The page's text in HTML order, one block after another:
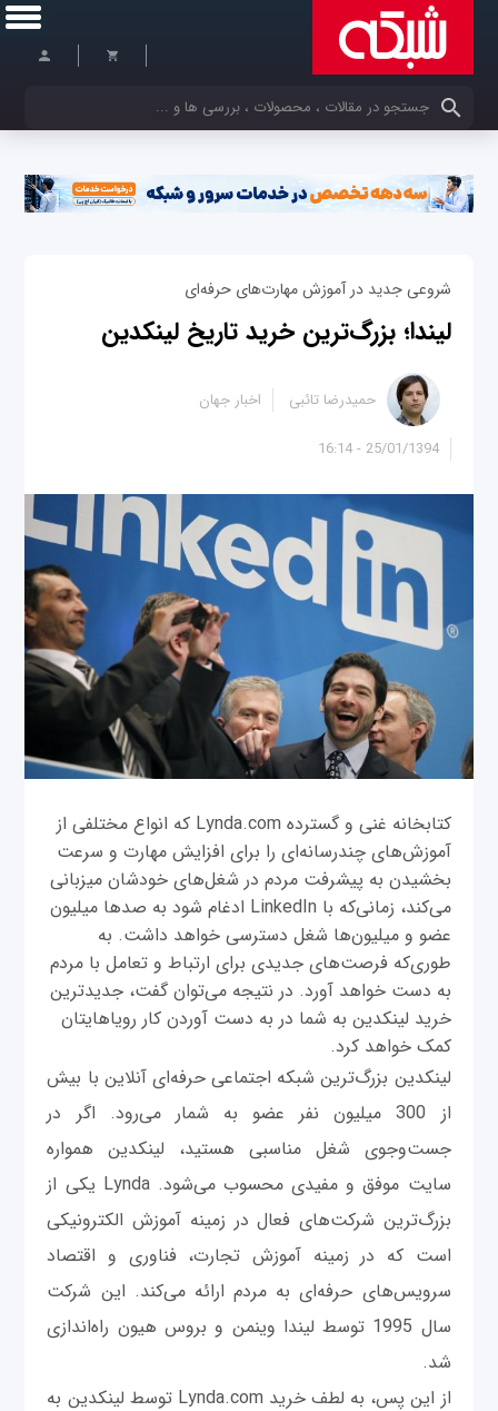
کلمات کلیدی خود را وارد کنید
شروعی جدید در آموزش مهارت‌های حرفه‌ای
لیندا؛ بزرگ‌ترین خرید تاریخ لینکدین
25/01/1394 - 16:14
حمیدرضا تائبی اخبار جهان
کتابخانه غنی و گسترده Lynda.com که انواع مختلفی از
آموزش‌های چندرسانه‌ای را برای افزایش مهارت و سرعت
بخشیدن به پیشرفت مردم در شغل‌های خودشان میزبانی
می‌کند، زمانی‌که با LinkedIn ادغام شود به صدها میلیون
عضو و میلیون‌ها شغل دسترسی خواهد داشت. به
طوری‌که فرصت‌‌های جدیدی برای ارتباط و تعامل با مردم
به دست خواهد آورد. در نتیجه می‌توان گفت، جدیدترین
خرید لینکدین به شما در به دست آوردن کار رویاهایتان
کمک خواهد کرد.
لینکدین بزرگ‌ترین شبکه اجتماعی حرفه‌ای آنلاین با بیش
از 300 میلیون نفر عضو به شمار می‌رود. اگر در
جست‌وجوی شغل مناسبی هستید، لینکدین همواره
سایت موفق و مفیدی محسوب می‌شود. Lynda یکی از
بزرگ‌ترین شرکت‌های فعال در زمینه آموزش الکترونیکی
است که در زمینه آموزش‌ تجارت، فناوری و اقتصاد
سرویس‌های حرفه‌ای به مردم ارائه می‌کند. این شرکت
سال 1995 توسط لیندا وینمن و بروس هیون راه‌اندازی
شد.
از این پس، به لطف خرید Lynda.com توسط لینکدین به